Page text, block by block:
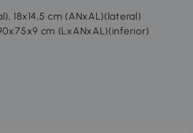
18x14,5 cm (ANxAL)(lateral)
cm (LxANxAL)(inferior)